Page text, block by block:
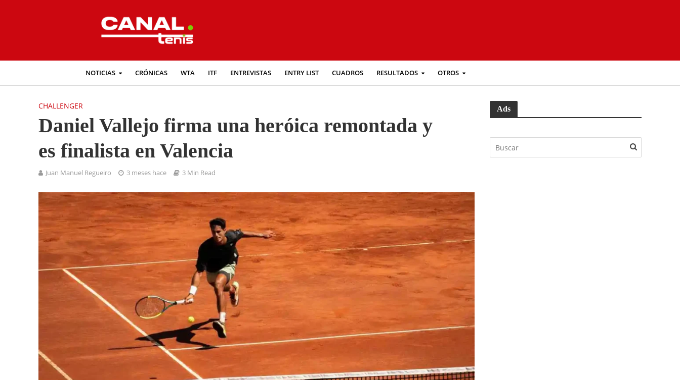
NOTICIAS CRÓNICAS WTA ITF ENTREVISTAS ENTRY LIST CUADROS RESULTADOS OTROS
CHALLENGER
Daniel Vallejo firma una heróica remontada y
es finalista en Valencia
Juan Manuel Regueiro 3 meses hace 3 Min Read
Ads